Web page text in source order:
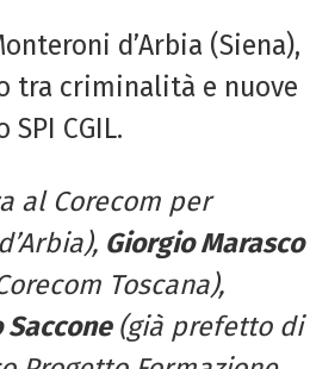
d’Arbia (Siena),
tra criminalità e nuove
CGIL.
al Corecom per
Giorgio Marasco
Toscana),
Saccone (già prefetto di